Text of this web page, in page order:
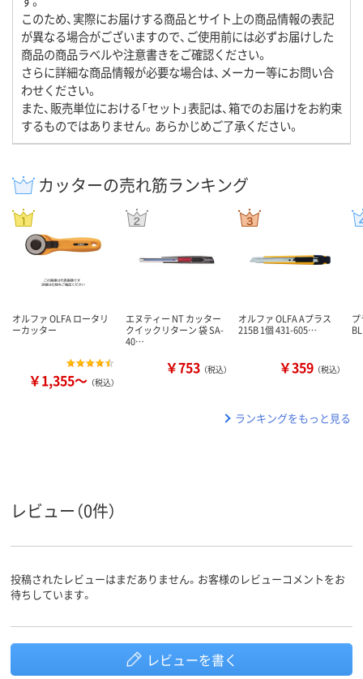
このため、実際にお届けする商品とサイト上の商品情報の表記
が異なる場合がございますので、ご使用前には必ずお届けした
商品の商品ラベルや注意書きをご確認ください。
さらに詳細な商品情報が必要な場合は、メーカー等にお問い合
わせください。
また、販売単位における「セット」表記は、箱でのお届けをお約束
するものではありません。あらかじめご了承ください。
カッターの売れ筋ランキング
オルファ OLFA ロータリ
ーカッター
￥1,355～ （税込）
エヌティー NT カッター
クイックリターン 袋 SA-
40…
￥753 （税込）
オルファ OLFA Aプラス
215B 1個 431-605…
￥359 （税込）
ランキングをもっと見る
レビュー（0件）
投稿されたレビューはまだありません。お客様のレビューコメントをお
待ちしています。
レビューを書く